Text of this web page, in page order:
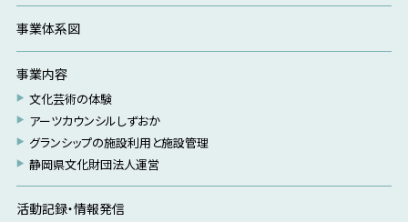
事業体系図
事業内容
文化芸術の体験
アーツカウンシルしずおか
グランシップの施設利用と施設管理
静岡県文化財団法人運営
活動記録・情報発信